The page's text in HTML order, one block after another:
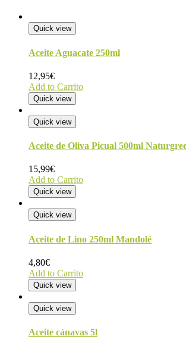
Quick view
Aceite Aguacate 250ml
12,95€
Add to Carrito
Quick view
Quick view
Aceite de Oliva Picual 500ml
15,99€
Add to Carrito
Quick view
Quick view
Aceite de Lino 250ml Mandolé
4,80€
Add to Carrito
Quick view
Quick view
Aceite cánavas 5l